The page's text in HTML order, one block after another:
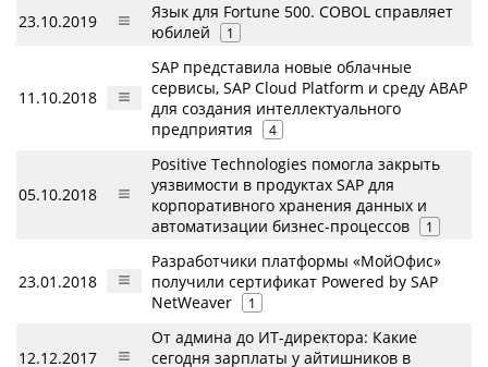
23.10.2019
Язык для Fortune 500. COBOL справляет
юбилей
1
11.10.2018
SAP представила новые облачные
сервисы, SAP Cloud Platform и среду ABAP
для создания интеллектуального
предприятия
4
05.10.2018
Positive Technologies помогла закрыть
уязвимости в продуктах SAP для
корпоративного хранения данных и
автоматизации бизнес-процессов
1
23.01.2018
Разработчики платформы «МойОфис»
получили сертификат Powered by SAP
NetWeaver
1
12.12.2017
От админа до ИТ-директора: Какие
сегодня зарплаты у айтишников в